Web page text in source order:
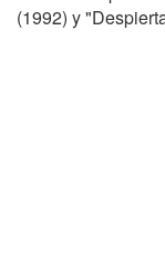
(1992) y